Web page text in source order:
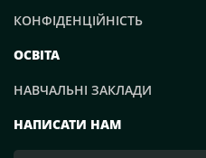
НАПИСАТИ НАМ
КОНФІДЕНЦІЙНІСТЬ
ОСВІТА
НАВЧАЛЬНІ ЗАКЛАДИ